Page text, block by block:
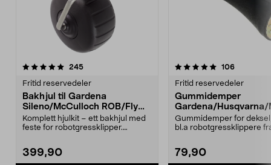
245anmeldelser
Fritid reservedeler
Bakhjul til Gardena
Sileno/McCulloch ROB/Flymo
Easilife
Komplett hjulkit – ett bakhjul med
feste for robotgressklipper.
399,90
5.0 av 5 stjerner 106
Fritid reservedeler
Gummidemper
Gardena/Husqvarna/
ch/Flymo
Gummidemper for
bl.a robotgressklippere
79,90
4.5 av 5 stjerner